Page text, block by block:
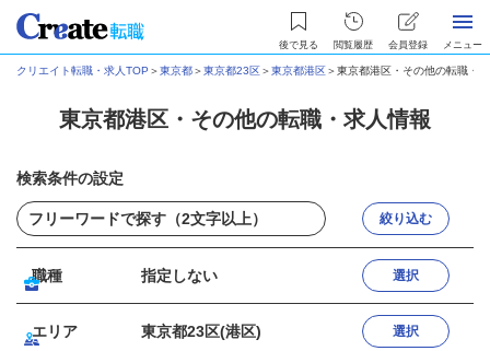
後で見る 閲覧履歴 会員登録 メニュー
クリエイト転職・求人TOP ＞東京都＞東京都23区＞東京都港区＞東京都港区・その他の転職・
東京都港区・その他の転職・求人情報
検索条件の設定
絞り込む
職種 指定しない 選択
エリア 東京都23区(港区) 選択